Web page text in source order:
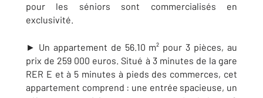
pour les séniors sont commercialisés en
exclusivité.
► Un appartement de 56.10 m² pour 3 pièces, au
prix de 259 000 euros. Situé à 3 minutes de la gare
RER E et à 5 minutes à pieds des commerces, cet
appartement comprend : une entrée spacieuse, un